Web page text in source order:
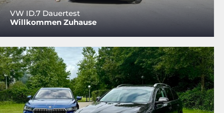
VW ID.7 Dauertest
Willkommen Zuhause